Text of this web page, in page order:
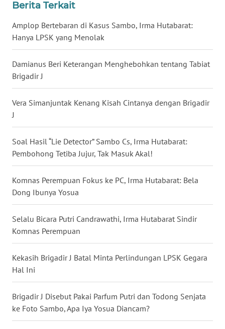
Berita Terkait
Amplop Bertebaran di Kasus Sambo, Irma Hutabarat:
Hanya LPSK yang Menolak
Damianus Beri Keterangan Menghebohkan tentang Tabiat
Brigadir J
Vera Simanjuntak Kenang Kisah Cintanya dengan Brigadir
J
Soal Hasil “Lie Detector” Sambo Cs, Irma Hutabarat:
Pembohong Tetiba Jujur, Tak Masuk Akal!
Komnas Perempuan Fokus ke PC, Irma Hutabarat: Bela
Dong Ibunya Yosua
Selalu Bicara Putri Candrawathi, Irma Hutabarat Sindir
Komnas Perempuan
Kekasih Brigadir J Batal Minta Perlindungan LPSK Gegara
Hal Ini
Brigadir J Disebut Pakai Parfum Putri dan Todong Senjata
ke Foto Sambo, Apa Iya Yosua Diancam?
BABEL
WN
SUMBAR
WN
SUMSEL
WN
BENGKULU
WN
WN
WN
JATIM